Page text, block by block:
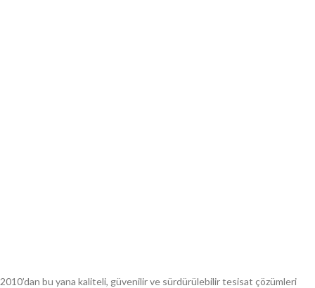
2010’dan bu yana kaliteli, güvenilir ve sürdürülebilir tesisat çözümleri